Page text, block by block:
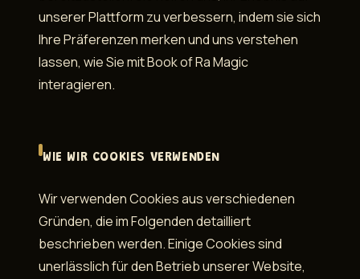
unserer Plattform zu verbessern, indem sie sich
Ihre Präferenzen merken und uns verstehen
lassen, wie Sie mit Book of Ra Magic
interagieren.
WIE WIR COOKIES VERWENDEN
Wir verwenden Cookies aus verschiedenen
Gründen, die im Folgenden detailliert
beschrieben werden. Einige Cookies sind
unerlässlich für den Betrieb unserer Website,